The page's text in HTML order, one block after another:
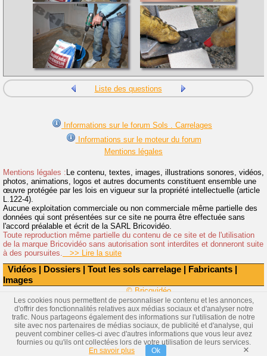
Vidéos | Dossiers | Tout les sols carrelage | Fabricants |
Images
Liste des questions
Informations sur le forum Sols . Carrelages
Informations sur le moteur du forum
Mentions légales
Mentions légales : Le contenu, textes, images, illustrations sonores, vidéos,
photos, animations, logos et autres documents constituent ensemble une
œuvre protégée par les lois en vigueur sur la propriété intellectuelle (article
L.122-4).
Aucune exploitation commerciale ou non commerciale même partielle des
données qui sont présentées sur ce site ne pourra être effectuée sans
l'accord préalable et écrit de la SARL Bricovidéo.
Toute reproduction même partielle du contenu de ce site et de l'utilisation
de la marque Bricovidéo sans autorisation sont interdites et donneront suite
à des poursuites.
>> Lire la suite
© Bricovidéo
Les cookies nous permettent de personnaliser le contenu et les annonces,
d'offrir des fonctionnalités relatives aux médias sociaux et d'analyser notre
trafic. Nous partageons également des informations sur l'utilisation de notre
site avec nos partenaires de médias sociaux, de publicité et d'analyse, qui
peuvent combiner celles-ci avec d'autres informations que vous leur avez
fournies ou qu'ils ont collectées lors de votre utilisation de leurs services.
En savoir plus
Ok ×